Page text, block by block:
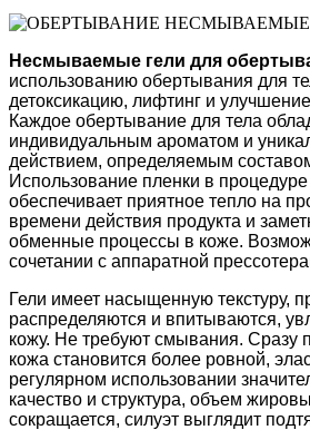
Несмываемые гели для
использованию обертывания для
детоксикацию, лифтинг и
Каждое обертывание для тела
индивидуальным ароматом и
действием, определяемым
Использование пленки в
обеспечивает приятное тепло на
времени действия продукта и
обменные процессы в коже.
сочетании с аппаратной
Гели имеет насыщенную текстуру,
распределяются и впитываются,
кожу. Не требуют смывания. Сразу
кожа становится более ровной,
регулярном использовании
качество и структура, объем
сокращается, силуэт выглядит